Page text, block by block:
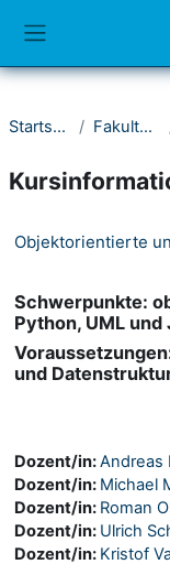
Startseite Fakultät IV
Objektorientierte
Schwerpunkte:
Python, UML
und
Dozent/in:Andreas
Dozent/in: Michael
Dozent/in: Roman
Dozent/in: Ulrich
Dozent/in: Kristof